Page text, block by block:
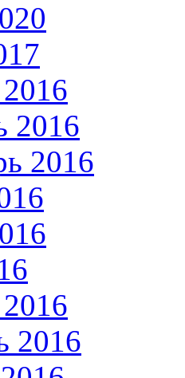
2016
2016
2016